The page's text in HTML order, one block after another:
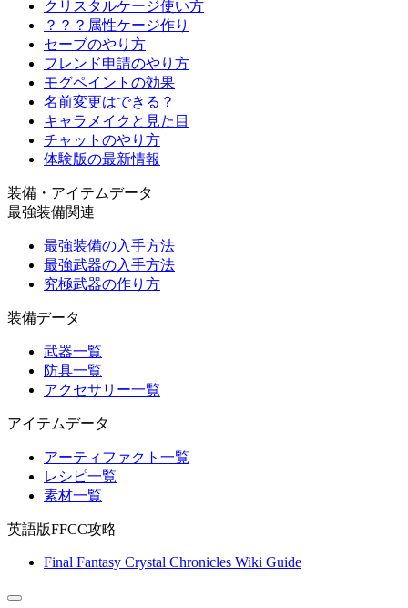
クリスタルケージ使い方
？？？属性ケージ作り
セーブのやり方
フレンド申請のやり方
モグペイントの効果
名前変更はできる？
キャラメイクと見た目
チャットのやり方
体験版の最新情報
装備・アイテムデータ
最強装備関連
最強装備の入手方法
最強武器の入手方法
究極武器の作り方
装備データ
武器一覧
防具一覧
アクセサリー一覧
アイテムデータ
アーティファクト一覧
レシピ一覧
素材一覧
英語版FFCC攻略
Final Fantasy Crystal Chronicles Wiki Guide